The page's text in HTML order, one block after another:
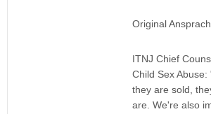
Original
ITNJ Chief
Child Sex
they are sold,
are. We're also